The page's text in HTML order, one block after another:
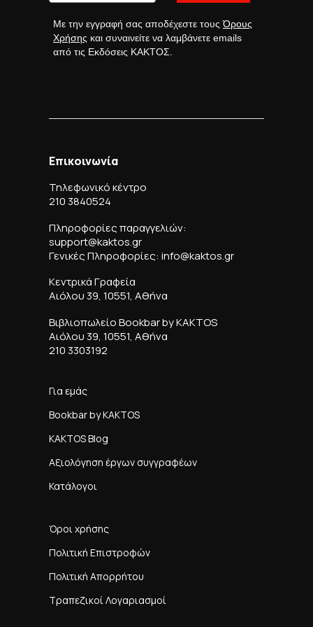
Με την εγγραφή σας αποδέχεστε τουςΌρους
Χρήσης και συναινείτε να λαμβάνετε emails
από τις Εκδόσεις ΚΑΚΤΟΣ.
Επικοινωνία
Τηλεφωνικό κέντρο
210 3840524
Πληροφορίες παραγγελιών:
support@kaktos.gr
Γενικές Πληροφορίες: info@kaktos.gr
Κεντρικά Γραφεία
Αιόλου 39, 10551, Αθήνα
Βιβλιοπωλείο Bookbar by KAKTOS
Αιόλου 39, 10551, Αθήνα
210 3303192
Για εμάς
Bookbar by KAKTOS
KAKTOS Blog
Αξιολόγηση έργων συγγραφέων
Κατάλογοι
Όροι χρήσης
Πολιτική Επιστροφών
Πολιτική Απορρήτου
Τραπεζικοί Λογαριασμοί